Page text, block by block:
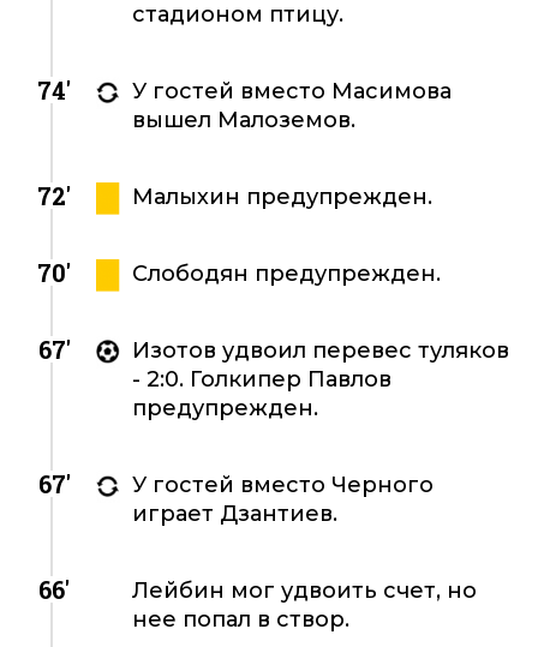
стадионом птицу.
74'
У гостей вместо Масимова
вышел Малоземов.
72' Малыхин предупрежден.
70' Слободян предупрежден.
67'
Изотов удвоил перевес туляков
- 2:0. Голкипер Павлов
предупрежден.
67'
У гостей вместо Черного
играет Дзантиев.
66'
Лейбин мог удвоить счет, но
нее попал в створ.